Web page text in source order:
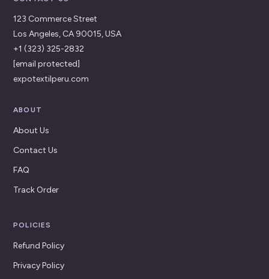
123 Commerce Street
Los Angeles, CA 90015, USA
+1 (323) 325-2832
[email protected]
expotextilperu.com
ABOUT
About Us
Contact Us
FAQ
Track Order
POLICIES
Refund Policy
Privacy Policy